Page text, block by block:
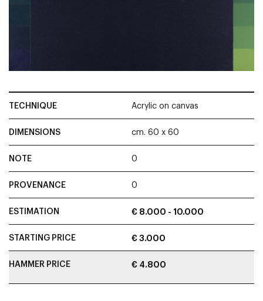
TECHNIQUE Acrylic on canvas
DIMENSIONS cm. 60 x 60
NOTE 0
PROVENANCE 0
ESTIMATION € 8.000 - 10.000
STARTING PRICE € 3.000
HAMMER PRICE € 4.800